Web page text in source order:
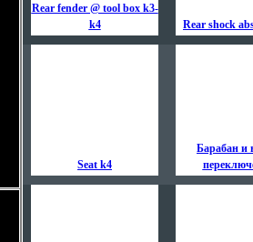
Rear fender @ tool box k3-
k4
Rear shock
Seat k4
Барабан и